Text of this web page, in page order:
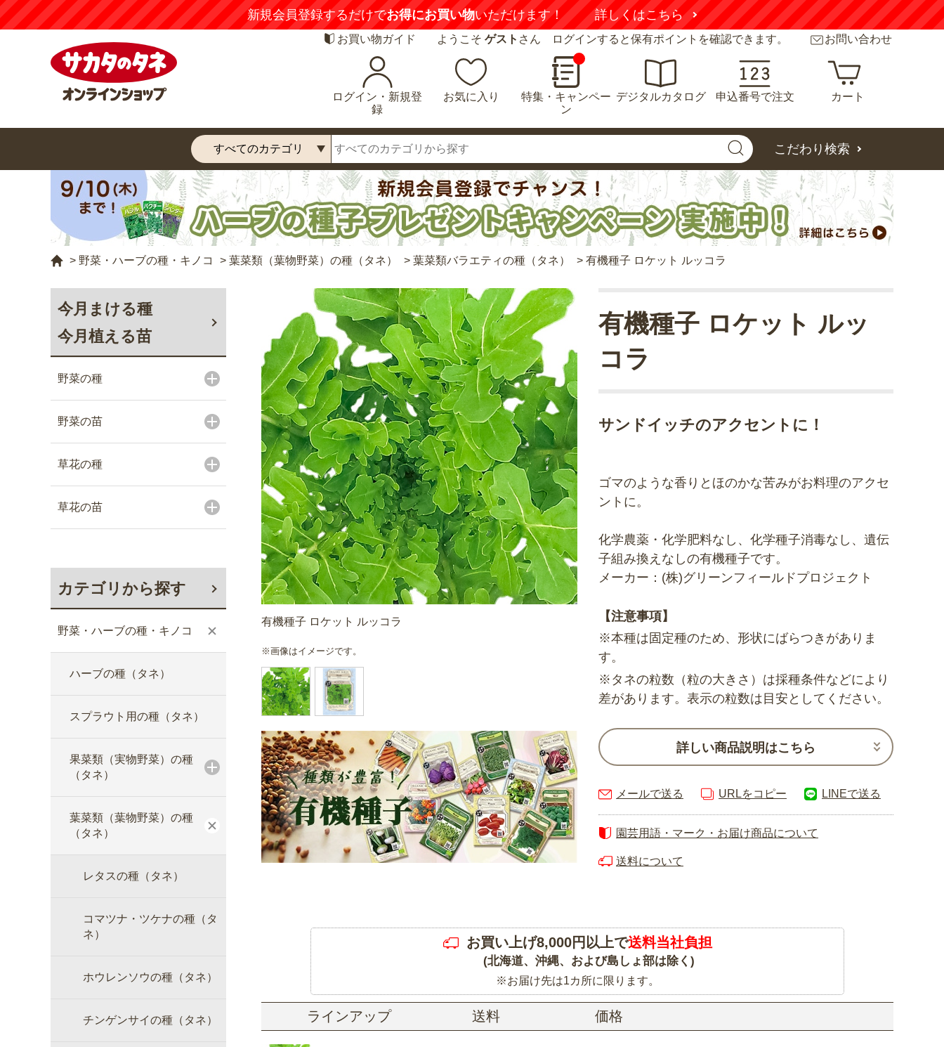
新規会員登録するだけでお得にお買い物いただけます！ 詳しくはこちら
お買い物ガイド ようこそ ゲスト さん ログインすると保有ポイントを確認できます。 お問い合わせ
ログイン・新規登
録
お気に入り
特集・キャンペー
ン
デジタルカタログ 申込番号で注文 カート
こだわり検索
> 野菜・ハーブの種・キノコ > 葉菜類（葉物野菜）の種（タネ） > 葉菜類バラエティの種（タネ） > 有機種子 ロケット ルッコラ
今月まける種
今月植える苗
野菜の種
野菜の苗
草花の種
草花の苗
カテゴリから探す
野菜・ハーブの種・キノコ
ハーブの種（タネ）
スプラウト用の種（タネ）
果菜類（実物野菜）の種
（タネ）
葉菜類（葉物野菜）の種
（タネ）
レタスの種（タネ）
コマツナ・ツケナの種（タ
ネ）
ホウレンソウの種（タネ）
チンゲンサイの種（タネ）
有機種子 ロケット ルッコラ
※画像はイメージです。
サンドイッチのアクセントに！
有機種子 ロケット ルッ
コラ
ゴマのような香りとほのかな苦みがお料理のアクセ
ントに。
化学農薬・化学肥料なし、化学種子消毒なし、遺伝
子組み換えなしの有機種子です。
メーカー：(株)グリーンフィールドプロジェクト
【注意事項】
※本種は固定種のため、形状にばらつきがありま
す。
※タネの粒数（粒の大きさ）は採種条件などにより
差があります。表示の粒数は目安としてください。
詳しい商品説明はこちら
メールで送る URLをコピー LINEで送る
園芸用語・マーク・お届け商品について
送料について
お買い上げ8,000円以上で送料当社負担
(北海道、沖縄、および島しょ部は除く)
※お届け先は1カ所に限ります。
ラインアップ 送料 価格